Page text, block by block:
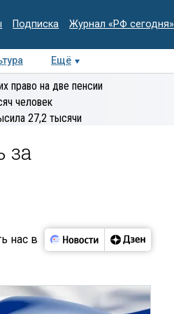
Подписка Журнал «РФ сегодня»
Ещё
Колумнисты
Деловая
право на две пенсии
человек
27,2 тысячи
за
нас в